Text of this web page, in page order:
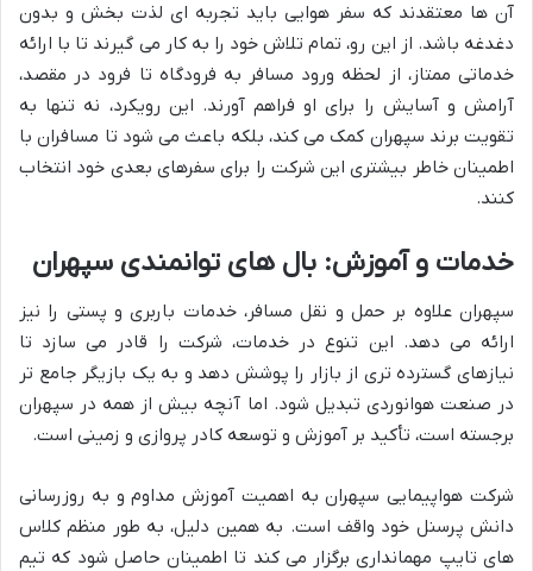
آن ها معتقدند که سفر هوایی باید تجربه ای لذت بخش و بدون
دغدغه باشد. از این رو، تمام تلاش خود را به کار می گیرند تا با ارائه
خدماتی ممتاز، از لحظه ورود مسافر به فرودگاه تا فرود در مقصد،
آرامش و آسایش را برای او فراهم آورند. این رویکرد، نه تنها به
تقویت برند سپهران کمک می کند، بلکه باعث می شود تا مسافران با
اطمینان خاطر بیشتری این شرکت را برای سفرهای بعدی خود انتخاب
کنند.
خدمات و آموزش: بال های توانمندی سپهران
سپهران علاوه بر حمل و نقل مسافر، خدمات باربری و پستی را نیز
ارائه می دهد. این تنوع در خدمات، شرکت را قادر می سازد تا
نیازهای گسترده تری از بازار را پوشش دهد و به یک بازیگر جامع تر
در صنعت هوانوردی تبدیل شود. اما آنچه بیش از همه در سپهران
برجسته است، تأکید بر آموزش و توسعه کادر پروازی و زمینی است.
شرکت هواپیمایی سپهران به اهمیت آموزش مداوم و به روزرسانی
دانش پرسنل خود واقف است. به همین دلیل، به طور منظم کلاس
های تایپ مهمانداری برگزار می کند تا اطمینان حاصل شود که تیم